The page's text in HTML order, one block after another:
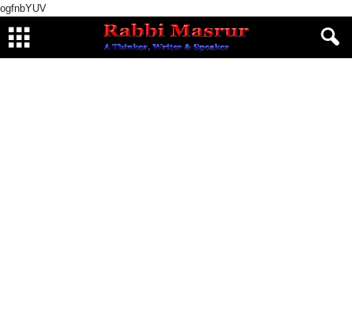
ogfnbYUV